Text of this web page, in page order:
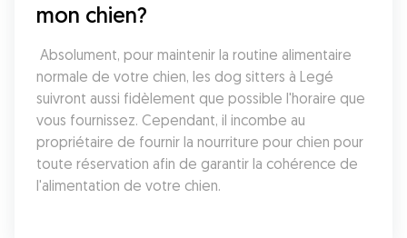
mon chien?
normale de votre chien, les dog sitters à Legé
suivront aussi fidèlement que possible l'horaire que
vous fournissez. Cependant, il incombe au
propriétaire de fournir la nourriture pour chien pour
toute réservation afin de garantir la cohérence de
l'alimentation de votre chien.